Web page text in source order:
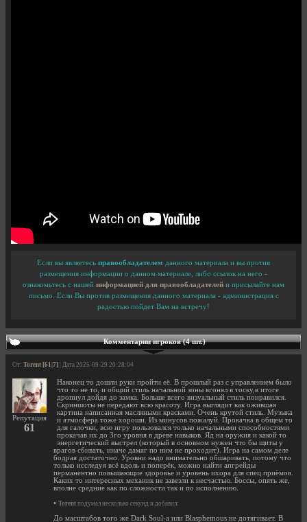
Если вы являетесь правообладателем данного материала и вы против
размещения информации о данном материале, либо ссылок на него -
ознакомьтесь с нашей информацией для правообладателей и присылайте нам
письмо. Если Вы против размещения данного материала - администрация с
радостью пойдет Вам на встречу!
Комментарии игроков (4 шт.)
От: Torent [61|7] | Дата 2025-09-29 20:28:04
Репутация
61
Наконец то дошли руки пройти её. В прошлый раз с управлением было
что то не то, и общий стиль начальной зоны вгонял в тоску,в итоге
дропнул дойдя до замка. Больше всего визуальный стиль понравился.
Скриншоты не передают всю красоту. Игра выглядит как ожившая
картина написанная масляными красками. Очень крутой стиль. Музыка
и атмосфера тоже хороши. Из минусов пожалуй. Прокачка в общем то
для галочки, всю игру пользовался только начальными способностями
прокачав их до 3го уровня в древе навыков. Яд на оружия и какой то
энергетический выстрел (который в основном нужен что бы щиты у
врагов сбивать, иначе дамаг по ним не проходит). Игра на самом деле
бодрая достаточно. Уровни надо внимательно обшаривать, потому что
только исследуя всё вдоль и поперёк, можно найти апгрейды
перманентно повышающие здоровье и уровень ихора для спец.приёмов.
Каких то интересных механик не завезли к несчастью. Боссы, опять же,
вполне средние как по сложности так и по исполнению.
• Torent подумал несколько секунд и добавил:
До масштабов того же Dark Soul-а или Blasphemous не дотягивает. В